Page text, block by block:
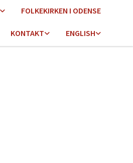
FOLKEKIRKEN I ODENSE
KONTAKT ENGLISH